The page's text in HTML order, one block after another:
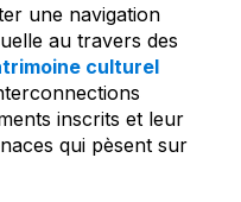
une navigation
au travers des
culturel
inscrits et leur
qui pèsent sur